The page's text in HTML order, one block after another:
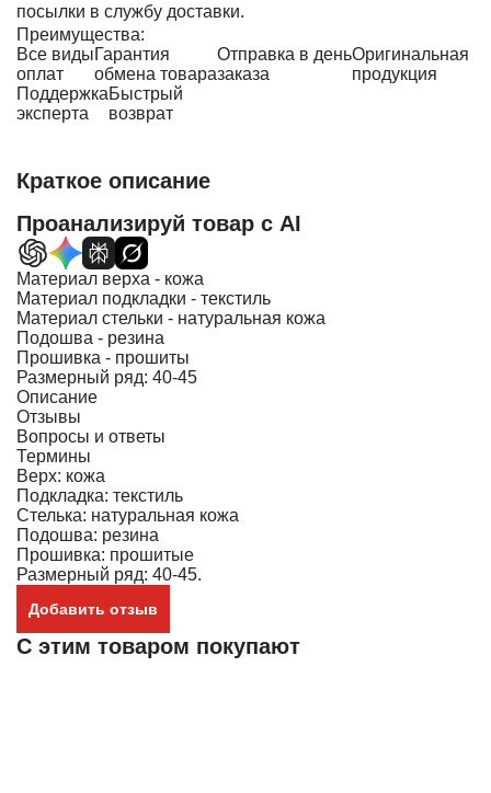
посылки в службу доставки.
Преимущества:
Все виды
оплат
Гарантия
обмена товара
Отправка в день
заказа
Оригинальная
продукция
Поддержка
эксперта
Быстрый
возврат
Краткое описание
Проанализируй товар с AI
Материал верха - кожа
Материал подкладки - текстиль
Материал стельки - натуральная кожа
Подошва - резина
Прошивка - прошиты
Размерный ряд: 40-45
Описание
Отзывы
Вопросы и ответы
Термины
Верх: кожа
Подкладка: текстиль
Стелька: натуральная кожа
Подошва: резина
Прошивка: прошитые
Размерный ряд: 40-45.
Добавить отзыв
С этим товаром покупают